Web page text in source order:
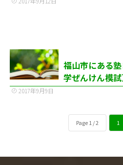
福山市にある
学ぜんけん模試
2017年9月9日
Page 1 / 2 1